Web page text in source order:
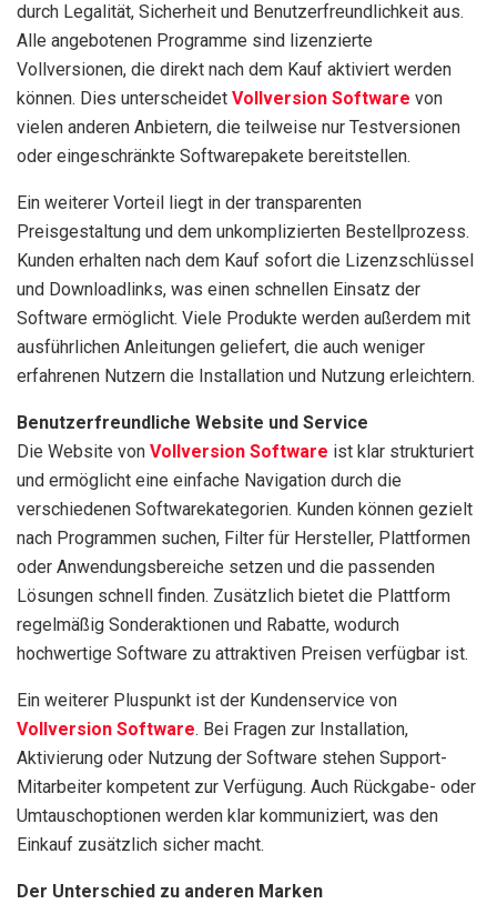
durch Legalität, Sicherheit und Benutzerfreundlichkeit aus.
Alle angebotenen Programme sind lizenzierte
Vollversionen, die direkt nach dem Kauf aktiviert werden
können. Dies unterscheidet Vollversion Software von
vielen anderen Anbietern, die teilweise nur Testversionen
oder eingeschränkte Softwarepakete bereitstellen.
Ein weiterer Vorteil liegt in der transparenten
Preisgestaltung und dem unkomplizierten Bestellprozess.
Kunden erhalten nach dem Kauf sofort die Lizenzschlüssel
und Downloadlinks, was einen schnellen Einsatz der
Software ermöglicht. Viele Produkte werden außerdem mit
ausführlichen Anleitungen geliefert, die auch weniger
erfahrenen Nutzern die Installation und Nutzung erleichtern.
Benutzerfreundliche Website und Service
Die Website von Vollversion Software ist klar strukturiert
und ermöglicht eine einfache Navigation durch die
verschiedenen Softwarekategorien. Kunden können gezielt
nach Programmen suchen, Filter für Hersteller, Plattformen
oder Anwendungsbereiche setzen und die passenden
Lösungen schnell finden. Zusätzlich bietet die Plattform
regelmäßig Sonderaktionen und Rabatte, wodurch
hochwertige Software zu attraktiven Preisen verfügbar ist.
Ein weiterer Pluspunkt ist der Kundenservice von
Vollversion Software. Bei Fragen zur Installation,
Aktivierung oder Nutzung der Software stehen Support-
Mitarbeiter kompetent zur Verfügung. Auch Rückgabe- oder
Umtauschoptionen werden klar kommuniziert, was den
Einkauf zusätzlich sicher macht.
Der Unterschied zu anderen Marken